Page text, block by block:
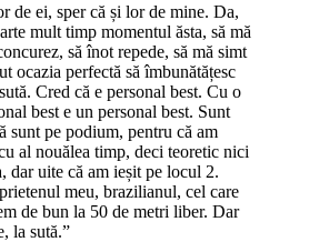
de ei, sper că și lor de mine. Da,
mult timp momentul ăsta, să mă
să înot repede, să mă simt
ocazia perfectă să îmbunătățesc
Cred că e personal best. Cu o
best e un personal best. Sunt
sunt pe podium, pentru că am
al nouălea timp, deci teoretic nici
dar uite că am ieșit pe locul 2.
meu, brazilianul, cel care
de bun la 50 de metri liber. Dar
la sută.”